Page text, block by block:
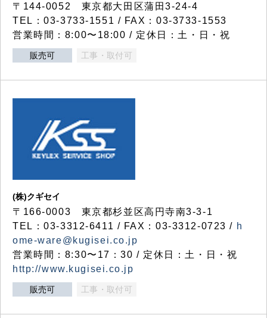
〒144-0052 東京都大田区蒲田3-24-4
TEL：03-3733-1551 / FAX：03-3733-1553
営業時間：8:00〜18:00 / 定休日：土・日・祝
販売可 工事・取付可
(株)クギセイ
〒166-0003 東京都杉並区高円寺南3-3-1
TEL：03-3312-6411 / FAX：03-3312-0723 / h
ome-ware@kugisei.co.jp
営業時間：8:30〜17：30 / 定休日：土・日・祝
http://www.kugisei.co.jp
販売可 工事・取付可